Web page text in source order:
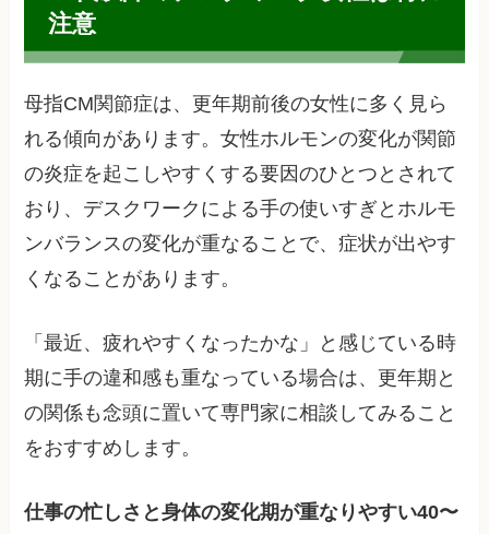
注意
母指CM関節症は、更年期前後の女性に多く見ら
れる傾向があります。女性ホルモンの変化が関節
の炎症を起こしやすくする要因のひとつとされて
おり、デスクワークによる手の使いすぎとホルモ
ンバランスの変化が重なることで、症状が出やす
くなることがあります。
「最近、疲れやすくなったかな」と感じている時
期に手の違和感も重なっている場合は、更年期と
の関係も念頭に置いて専門家に相談してみること
をおすすめします。
仕事の忙しさと身体の変化期が重なりやすい40〜